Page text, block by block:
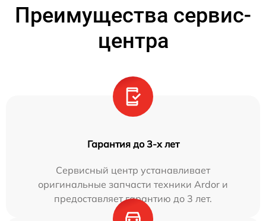
Преимущества сервис-
центра
Гарантия до 3-х лет
Сервисный центр устанавливает
оригинальные запчасти техники Ardor и
предоставляет гарантию до 3 лет.